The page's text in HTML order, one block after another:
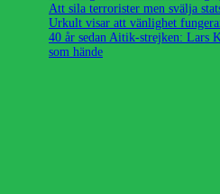
Att sila terrorister men svälja
Urkult visar att vänlighet
40 år sedan Aitik-strejken: Lars
som hände